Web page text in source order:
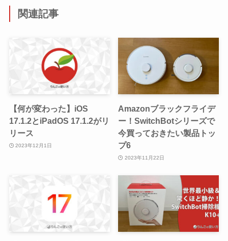
関連記事
【何が変わった】iOS
17.1.2とiPadOS 17.1.2がリ
リース
2023年12月1日
Amazonブラックフライデ
ー！SwitchBotシリーズで
今買っておきたい製品トッ
プ6
2023年11月22日